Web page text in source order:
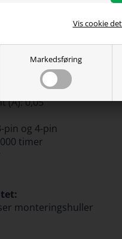
Markedsføring
Vis cookie
mm H2O
L.N.A: 1,83 mm H2O
0,6
(A): 0,05
pin og 4-pin
timer
monteringshuller